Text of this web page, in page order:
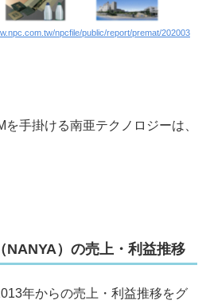
npcfile/public/report/premat/202003
手掛ける南亜テクノロジーは、
NANYA）の売上・利益推移
年からの売上・利益推移をグ